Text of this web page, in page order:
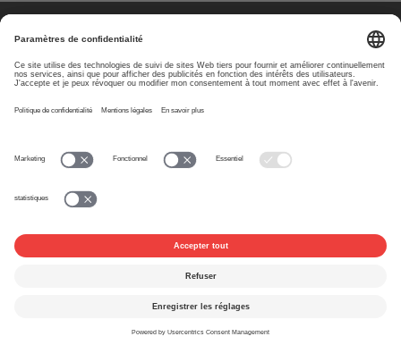
www.suisa.ch
responsabilité
Paramètres de confidentialité